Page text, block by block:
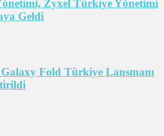
Zyxel Türkiye Yönetimi
Geldi
Galaxy Fold Türkiye Lansmanı